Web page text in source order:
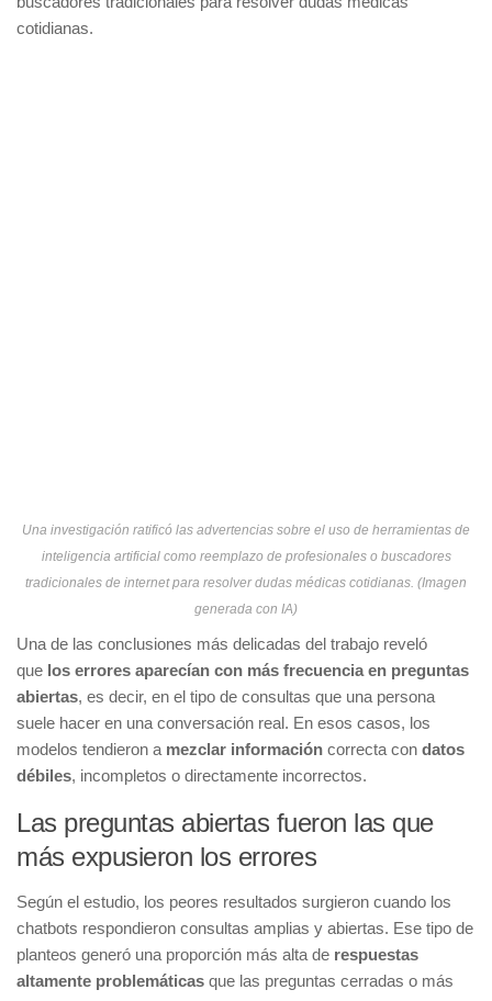
cotidianas.
Una investigación ratificó las advertencias sobre el uso de herramientas de
inteligencia artificial como reemplazo de profesionales o buscadores
tradicionales de internet para resolver dudas médicas cotidianas. (Imagen
generada con IA)
Una de las conclusiones más delicadas del trabajo reveló
que los errores aparecían con más frecuencia en preguntas
abiertas, es decir, en el tipo de consultas que una persona
suele hacer en una conversación real. En esos casos, los
modelos tendieron a mezclar información correcta con datos
débiles, incompletos o directamente incorrectos.
Las preguntas abiertas fueron las que
más expusieron los errores
Según el estudio, los peores resultados surgieron cuando los
chatbots respondieron consultas amplias y abiertas. Ese tipo de
planteos generó una proporción más alta de respuestas
altamente problemáticas que las preguntas cerradas o más